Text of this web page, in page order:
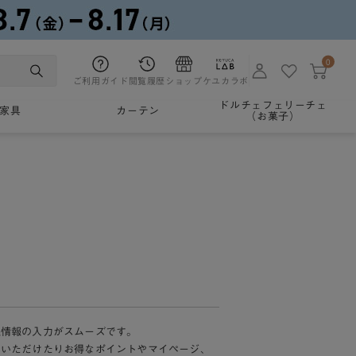
ご利用ガイド 閲覧履歴 ショップケユカラボ
0
家具 カーテン
ドルチェフェリーチェ
（お菓子）
報の入力がスムーズです。
ただけたりお得なポイントやマイページ、